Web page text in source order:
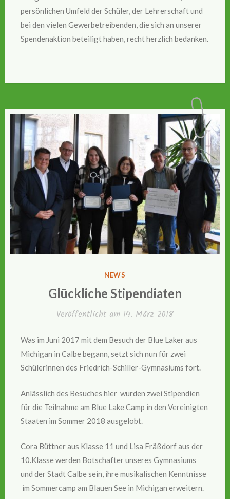
persönlichen Umfeld der Schüler, der Lehrerschaft und
bei den vielen Gewerbetreibenden, die sich an unserer
Spendenaktion beteiligt haben, recht herzlich bedanken.
VERÖFFENTLICHT
NEWS
Glückliche Stipendiaten
Veröffentlicht am 14. März 2018
Was im Juni 2017 mit dem Besuch der Blue Laker aus
Michigan in Calbe begann, setzt sich nun für zwei
Schülerinnen des Friedrich-Schiller-Gymnasiums fort.
Anlässlich des Besuches hier wurden zwei Stipendien
für die Teilnahme am Blue Lake Camp in den Vereinigten
Staaten im Sommer 2018 ausgelobt.
Cora Büttner aus Klasse 11 und Lisa Fräßdorf aus der
10.Klasse werden Botschafter unseres Gymnasiums
und der Stadt Calbe sein, ihre musikalischen Kenntnisse
im Sommercamp am Blauen See in Michigan erweitern.